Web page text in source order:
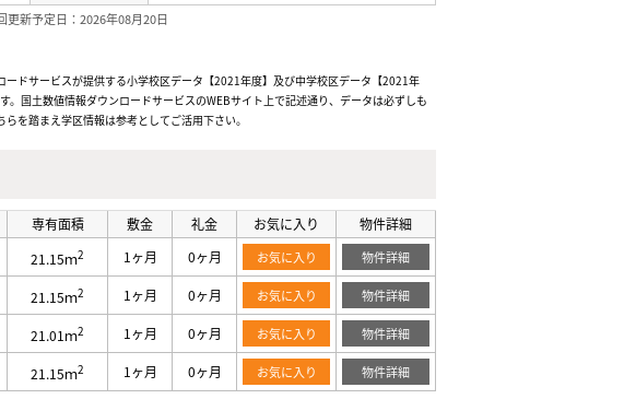
更新予定日：2026年08月20日
ドサービスが提供する小学校区データ【2021年度】及び中学校区データ【2021年
国土数値情報ダウンロードサービスのWEBサイト上で記述通り、データは必ずしも
を踏まえ学区情報は参考としてご活用下さい。
専有面積 敷金 礼金 お気に入り
物件詳細
21.15ｍ2 1ヶ月 0ヶ月 お気に入り 物件詳細
21.15ｍ2 1ヶ月 0ヶ月 お気に入り 物件詳細
21.01ｍ2 1ヶ月 0ヶ月 お気に入り 物件詳細
21.15ｍ2 1ヶ月 0ヶ月 お気に入り 物件詳細